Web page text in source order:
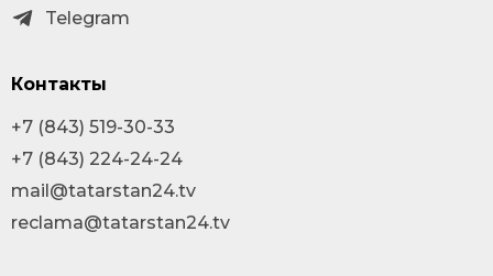
Telegram
Контакты
+7 (843) 519-30-33
+7 (843) 224-24-24
mail@tatarstan24.tv
reclama@tatarstan24.tv